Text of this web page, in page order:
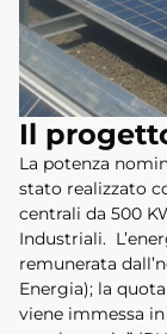
Il
La potenza
stato realizzato
centrali da 500
Industriali.
remunerata
Energia); la
viene immessa